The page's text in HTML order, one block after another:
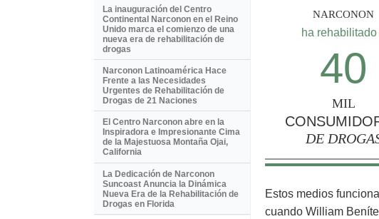
NARCONON
ha rehabilitado
40
MIL
DE
Estos medios
cuando William
La inauguración del Centro
Continental Narconon en el Reino
Unido marca el comienzo de una
nueva era de rehabilitación de
drogas
Narconon Latinoamérica Hace
Frente a las Necesidades
Urgentes de Rehabilitación de
Drogas de 21 Naciones
El Centro Narconon abre en la
Inspiradora e Impresionante Cima
de la Majestuosa Montaña Ojai,
California
La Dedicación de Narconon
Suncoast Anuncia la Dinámica
Nueva Era de la Rehabilitación de
Drogas en Florida